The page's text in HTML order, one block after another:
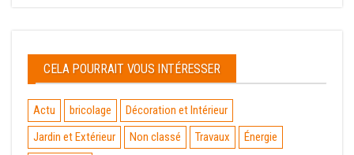
CELA POURRAIT VOUS INTÉRESSER
Actu bricolage
Décoration et Intérieur
Jardin et Extérieur
Non classé Travaux
Énergie